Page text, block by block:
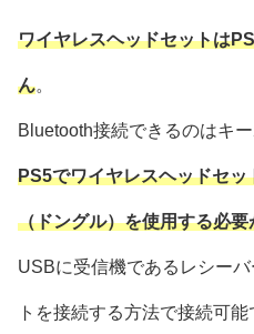
ワイヤレスヘッドセットは
ん。
Bluetooth接続できるのはキ
PS5でワイヤレスヘッドセ
（ドングル）を使用する必要
USBに受信機であるレシー
トを接続する方法で接続可能